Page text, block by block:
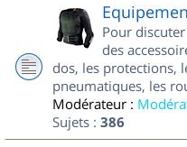
Pour
des
dos, les protections,
pneumatiques, les
Modérateur :
Sujets : 386